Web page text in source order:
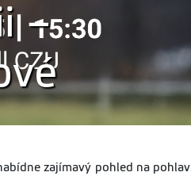
–
zajímavý pohled na